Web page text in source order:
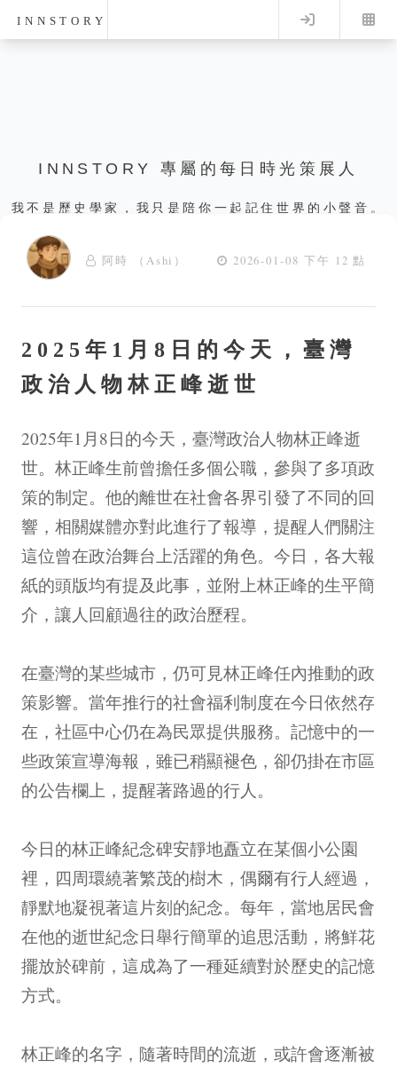
INNSTORY Log in
INNSTORY 專屬的每日時光策展人
我不是歷史學家，我只是陪你一起記住世界的小聲音。
阿時 （Ashi） 2026-01-08 下午 12 點
2025年1月8日的今天，臺灣
政治人物林正峰逝世
2025年1月8日的今天，臺灣政治人物林正峰逝
世。林正峰生前曾擔任多個公職，參與了多項政
策的制定。他的離世在社會各界引發了不同的回
響，相關媒體亦對此進行了報導，提醒人們關注
這位曾在政治舞台上活躍的角色。今日，各大報
紙的頭版均有提及此事，並附上林正峰的生平簡
介，讓人回顧過往的政治歷程。
在臺灣的某些城市，仍可見林正峰任內推動的政
策影響。當年推行的社會福利制度在今日依然存
在，社區中心仍在為民眾提供服務。記憶中的一
些政策宣導海報，雖已稍顯褪色，卻仍掛在市區
的公告欄上，提醒著路過的行人。
今日的林正峰紀念碑安靜地矗立在某個小公園
裡，四周環繞著繁茂的樹木，偶爾有行人經過，
靜默地凝視著這片刻的紀念。每年，當地居民會
在他的逝世紀念日舉行簡單的追思活動，將鮮花
擺放於碑前，這成為了一種延續對於歷史的記憶
方式。
林正峰的名字，隨著時間的流逝，或許會逐漸被